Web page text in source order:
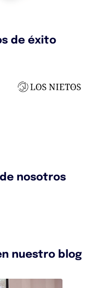
de éxito
nosotros
nuestro blog